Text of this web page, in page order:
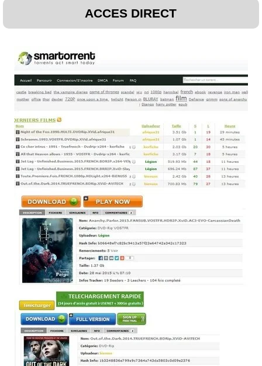
ACCES DIRECT